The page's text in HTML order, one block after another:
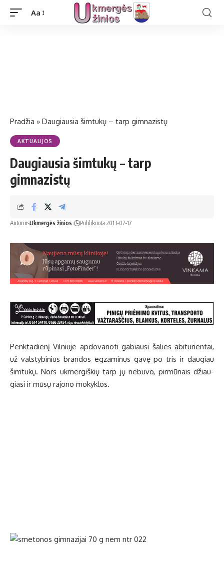
Aa
Pradžia » Daugiausia šimtukų – tarp gimnazistų
AKTUALIJOS
Daugiausia šimtukų – tarp
gimnazistų
AutoriusUkmergės žinios Publikuota 2013-07-17
Penk­ta­die­nį Vil­niu­je ap­do­va­no­ti ga­biau­si ša­lies abi­tu­rien­tai,
už vals­ty­bi­nius bran­dos eg­za­mi­nus ga­vę po tris ir dau­giau
šim­tu­kų. Nors uk­mer­giš­kių tarp jų ne­bu­vo, pir­mū­nais džiau­
gia­si ir mū­sų ra­jo­no mo­kyk­los.